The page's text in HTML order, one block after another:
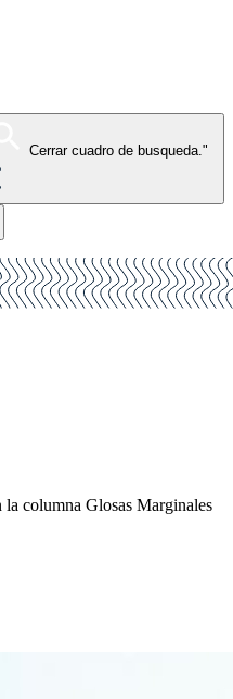
Cerrar cuadro de busqueda."
columna Glosas Marginales